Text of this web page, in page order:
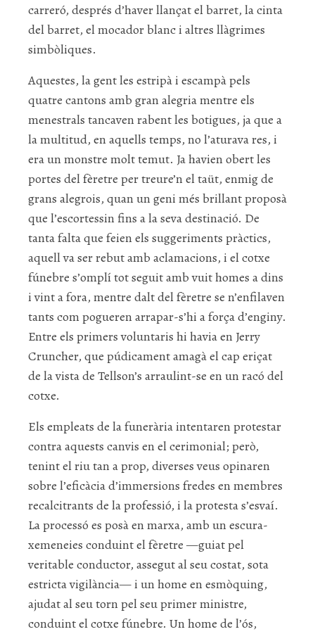
carreró, després d’haver llançat el barret, la cinta
del barret, el mocador blanc i altres llàgrimes
simbòliques.
Aquestes, la gent les estripà i escampà pels
quatre cantons amb gran alegria mentre els
menestrals tancaven rabent les botigues, ja que a
la multitud, en aquells temps, no l’aturava res, i
era un monstre molt temut. Ja havien obert les
portes del fèretre per treure’n el taüt, enmig de
grans alegrois, quan un geni més brillant proposà
que l’escortessin fins a la seva destinació. De
tanta falta que feien els suggeriments pràctics,
aquell va ser rebut amb aclamacions, i el cotxe
fúnebre s’omplí tot seguit amb vuit homes a dins
i vint a fora, mentre dalt del fèretre se n’enfilaven
tants com pogueren arrapar-s’hi a força d’enginy.
Entre els primers voluntaris hi havia en Jerry
Cruncher, que púdicament amagà el cap eriçat
de la vista de Tellson’s arraulint-se en un racó del
cotxe.
Els empleats de la funerària intentaren protestar
contra aquests canvis en el cerimonial; però,
tenint el riu tan a prop, diverses veus opinaren
sobre l’eficàcia d’immersions fredes en membres
recalcitrants de la professió, i la protesta s’esvaí.
La processó es posà en marxa, amb un escura-
xemeneies conduint el fèretre —guiat pel
veritable conductor, assegut al seu costat, sota
estricta vigilància— i un home en esmòquing,
ajudat al seu torn pel seu primer ministre,
conduint el cotxe fúnebre. Un home de l’ós,